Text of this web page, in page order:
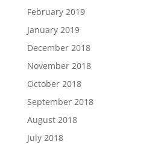
February 2019
January 2019
December 2018
November 2018
October 2018
September 2018
August 2018
July 2018